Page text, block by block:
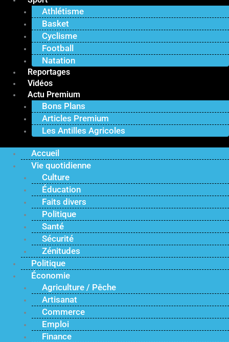
Athlétisme
Basket
Cyclisme
Football
Natation
Reportages
Vidéos
Actu Premium
Bons Plans
Articles Premium
Les Antilles Agricoles
Accueil
Vie quotidienne
Culture
Éducation
Faits divers
Politique
Santé
Sécurité
Zénitudes
Politique
Économie
Agriculture / Pêche
Artisanat
Commerce
Emploi
Finance